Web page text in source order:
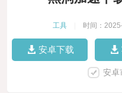
工具 时间：
安卓下载
安卓